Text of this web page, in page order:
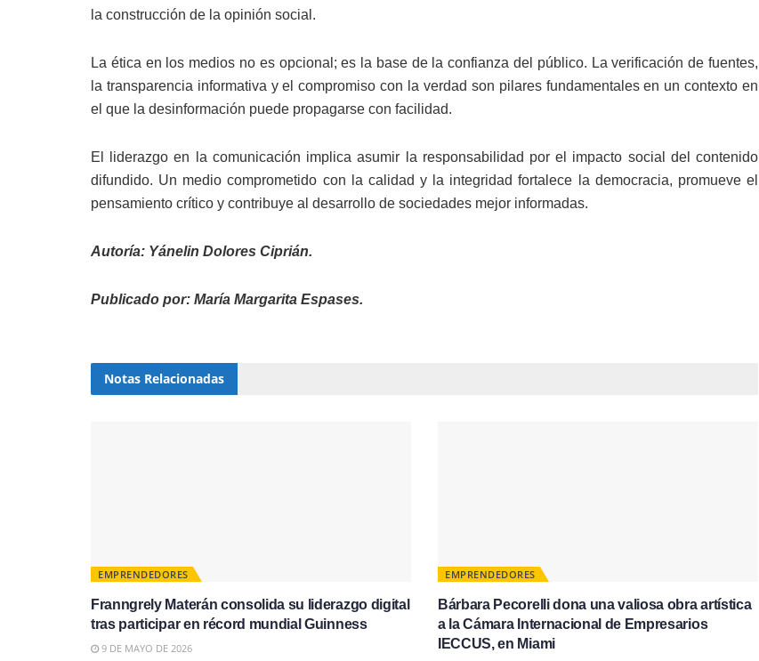
la construcción de la opinión social.
La ética en los medios no es opcional; es la base de la confianza del público. La verificación de fuentes,
la transparencia informativa y el compromiso con la verdad son pilares fundamentales en un contexto en
el que la desinformación puede propagarse con facilidad.
El liderazgo en la comunicación implica asumir la responsabilidad por el impacto social del contenido
difundido. Un medio comprometido con la calidad y la integridad fortalece la democracia, promueve el
pensamiento crítico y contribuye al desarrollo de sociedades mejor informadas.
Autoría: Yánelin Dolores Ciprián.
Publicado por: María Margarita Espases.
Notas Relacionadas
EMPRENDEDORES
Franngrely Materán consolida su liderazgo digital
tras participar en récord mundial Guinness
9 DE MAYO DE 2026
EMPRENDEDORES
Bárbara Pecorelli dona una valiosa obra artística
a la Cámara Internacional de Empresarios
IECCUS, en Miami